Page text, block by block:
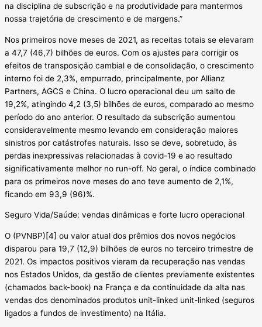
na disciplina de subscrição e na produtividade para mantermos
nossa trajetória de crescimento e de margens.”
Nos primeiros nove meses de 2021, as receitas totais se elevaram
a 47,7 (46,7) bilhões de euros. Com os ajustes para corrigir os
efeitos de transposição cambial e de consolidação, o crescimento
interno foi de 2,3%, empurrado, principalmente, por Allianz
Partners, AGCS e China. O lucro operacional deu um salto de
19,2%, atingindo 4,2 (3,5) bilhões de euros, comparado ao mesmo
período do ano anterior. O resultado da subscrição aumentou
consideravelmente mesmo levando em consideração maiores
sinistros por catástrofes naturais. Isso se deve, sobretudo, às
perdas inexpressivas relacionadas à covid-19 e ao resultado
significativamente melhor no run-off. No geral, o índice combinado
para os primeiros nove meses do ano teve aumento de 2,1%,
ficando em 93,9 (96)%.
Seguro Vida/Saúde: vendas dinâmicas e forte lucro operacional
O (PVNBP)[4] ou valor atual dos prêmios dos novos negócios
disparou para 19,7 (12,9) bilhões de euros no terceiro trimestre de
2021. Os impactos positivos vieram da recuperação nas vendas
nos Estados Unidos, da gestão de clientes previamente existentes
(chamados back-book) na França e da continuidade da alta nas
vendas dos denominados produtos unit-linked unit-linked (seguros
ligados a fundos de investimento) na Itália.